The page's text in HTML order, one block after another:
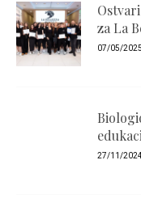
Ostvari
za La
07/05/2025
luksuza
27/11/2024